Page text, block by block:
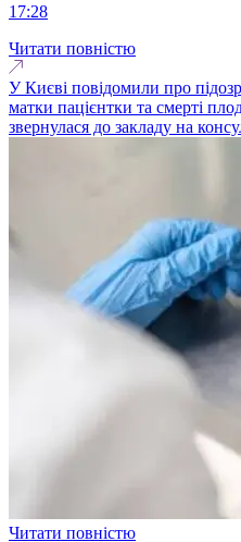
17:28
Читати повністю
У Києві повідомили про
матки пацієнтки та смерті
звернулася до закладу на
Читати повністю